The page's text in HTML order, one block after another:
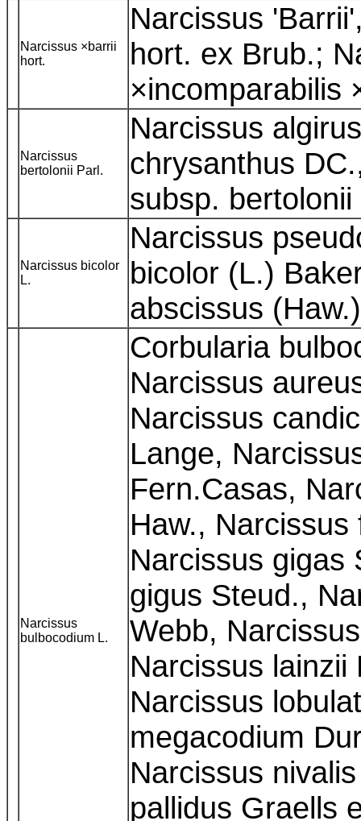
Narcissus ×barrii
hort.
Narcissus
hort. ex Brub.;
×incomparabilis
Narcissus
bertolonii Parl.
Narcissus
chrysanthus
subsp.
Narcissus bicolor
L.
Narcissus
bicolor (L.)
abscissus
Narcissus
bulbocodium L.
Corbularia
Narcissus
Narcissus
Lange,
Fern.Casas,
Haw.,
Narcissus gigas
gigus Steud.,
Webb,
Narcissus
Narcissus
megacodium
Narcissus
pallidus Graells